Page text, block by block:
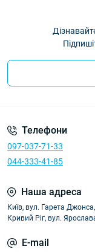
Телефони
097-037-71-33
044-333-41-85
Наша адреса
Київ, вул. Гарета
Кривий Ріг, вул.
E-mail